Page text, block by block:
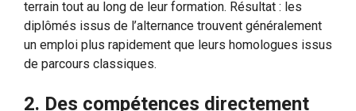
terrain tout au long de leur formation. Résultat : les
diplômés issus de l’alternance trouvent généralement
un emploi plus rapidement que leurs homologues issus
de parcours classiques.
2. Des compétences directement